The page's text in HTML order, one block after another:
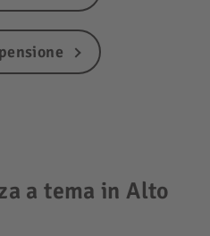
a tema in Alto